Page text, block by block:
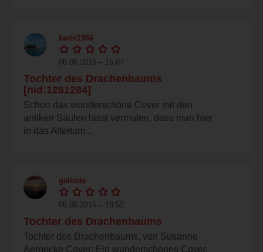
karin1966
06.06.2015 – 15:07
Tochter des Drachenbaums
[nid:1281284]
Schon das wunderschöne Cover mit den
antiken Säulen lässt vermuten, dass man hier
in das Altertum...
gelinde
05.06.2015 – 18:52
Tochter des Drachenbaums
Tochter des Drachenbaums, von Susanne
Aernecke Cover: Ein wunderschönes Cover,